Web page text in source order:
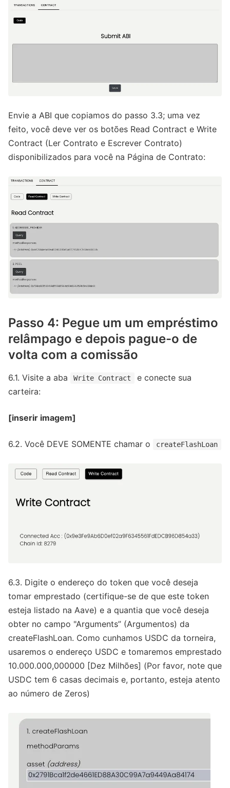
Envie a ABI que copiamos do passo 3.3; uma vez
feito, você deve ver os botões Read Contract e Write
Contract (Ler Contrato e Escrever Contrato)
disponibilizados para você na Página de Contrato:
Passo 4: Pegue um um empréstimo
relâmpago e depois pague-o de
volta com a comissão
6.1. Visite a aba Write Contract
e conecte sua
carteira:
[inserir imagem]
6.2. Você DEVE SOMENTE chamar o createFlashLoan
6.3. Digite o endereço do token que você deseja
tomar emprestado (certifique-se de que este token
esteja listado na Aave) e a quantia que você deseja
obter no campo "Arguments” (Argumentos) da
createFlashLoan. Como cunhamos USDC da torneira,
usaremos o endereço USDC e tomaremos emprestado
10.000.000,000000 [Dez Milhões] (Por favor, note que
USDC tem 6 casas decimais e, portanto, esteja atento
ao número de Zeros)